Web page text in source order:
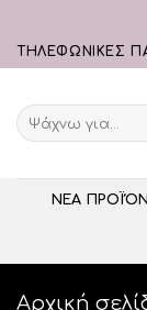
Skip
to
content
ΤΗΛΕΦΩΝΙΚΕΣ
Αναζήτηση
για:
ΝΕΑ
Αρχική